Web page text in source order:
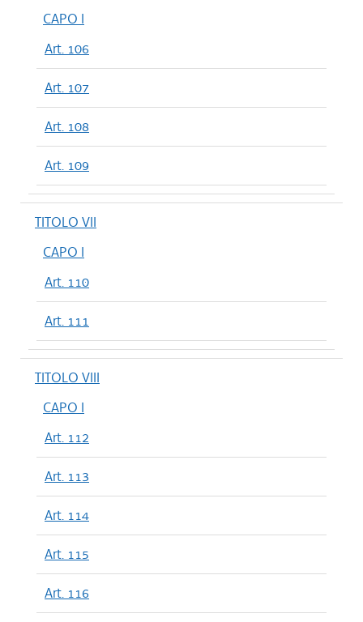
CAPO I
Art. 106
Art. 107
Art. 108
Art. 109
TITOLO VII
CAPO I
Art. 110
Art. 111
TITOLO VIII
CAPO I
Art. 112
Art. 113
Art. 114
Art. 115
Art. 116